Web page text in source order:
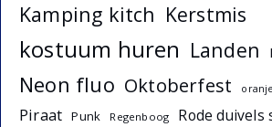
Kamping kitch Kerstmis
kostuum huren Landen
Neon fluo Oktoberfest oranje
Piraat Punk Regenboog Rode